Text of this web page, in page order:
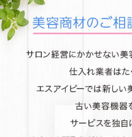
⑤HEX EPI＋（脱毛機器）/ 日本製脱毛
商品の詳細はお気軽にお問い合わせ下さ
夏季休業日は8月10日から8月15日まで
8月16日（金）より通常通り営業とさせ
2019年7月8日
中古美容機器 入荷しま
①ドクターリセラ メディカルダームEX
荷しました！早い者勝ちです。